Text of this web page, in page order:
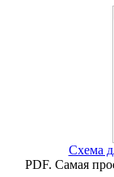
Схема
PDF. Самая